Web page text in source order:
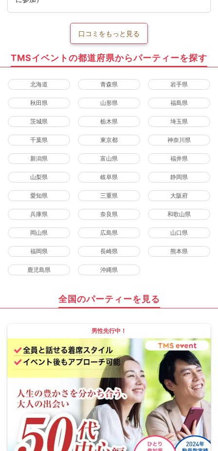
口コミをもっと見る
TMSイベントの都道府県からパーティーを探す
北海道 青森県 岩手県
秋田県 山形県 福島県
茨城県 栃木県 埼玉県
千葉県 東京都 神奈川県
新潟県 富山県 福井県
山梨県 岐阜県 静岡県
愛知県 三重県 大阪府
兵庫県 奈良県 和歌山県
岡山県 広島県 山口県
福岡県 長崎県 熊本県
鹿児島県 沖縄県
全国のパーティーを見る
男性先行中！